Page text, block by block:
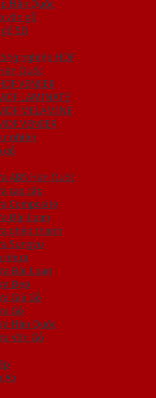
Hàn Quốc
vân gỗ
5D
nghiệp HDF
Quốc
VENEER
LAMINATE
MELAMINE
VENEER
nhiên
gỗ
ABS Hàn Quốc
cao cấp
Composite
Đài Loan
ghép thanh
Sungyu
nhựa
Đài Loan
Đẹp
Giả Gỗ
Gỗ
Hàn Quốc
Vân Gỗ
Áo